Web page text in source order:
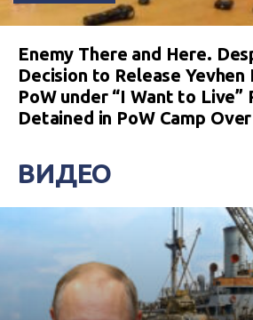
Enemy There and Here.
Decision to Release Yevhen
PoW under “I Want to Live”
Detained in PoW Camp
ВИДЕО